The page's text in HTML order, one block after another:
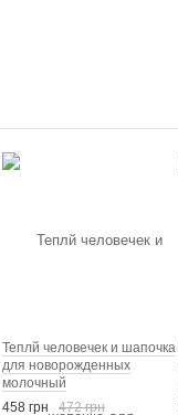
Теплй человечек и шапочка
для новорожденных
молочный
458 грн
472 грн